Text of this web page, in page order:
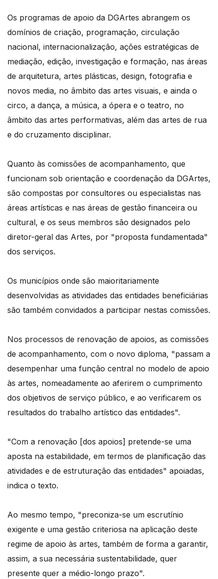
Os programas de apoio da DGArtes abrangem os
domínios de criação, programação, circulação
nacional, internacionalização, ações estratégicas de
mediação, edição, investigação e formação, nas áreas
de arquitetura, artes plásticas, design, fotografia e
novos media, no âmbito das artes visuais, e ainda o
circo, a dança, a música, a ópera e o teatro, no
âmbito das artes performativas, além das artes de rua
e do cruzamento disciplinar.
Quanto às comissões de acompanhamento, que
funcionam sob orientação e coordenação da DGArtes,
são compostas por consultores ou especialistas nas
áreas artísticas e nas áreas de gestão financeira ou
cultural, e os seus membros são designados pelo
diretor-geral das Artes, por "proposta fundamentada"
dos serviços.
Os municípios onde são maioritariamente
desenvolvidas as atividades das entidades beneficiárias
são também convidados a participar nestas comissões.
Nos processos de renovação de apoios, as comissões
de acompanhamento, com o novo diploma, "passam a
desempenhar uma função central no modelo de apoio
às artes, nomeadamente ao aferirem o cumprimento
dos objetivos de serviço público, e ao verificarem os
resultados do trabalho artístico das entidades".
"Com a renovação [dos apoios] pretende-se uma
aposta na estabilidade, em termos de planificação das
atividades e de estruturação das entidades" apoiadas,
indica o texto.
Ao mesmo tempo, "preconiza-se um escrutínio
exigente e uma gestão criteriosa na aplicação deste
regime de apoio às artes, também de forma a garantir,
assim, a sua necessária sustentabilidade, quer
presente quer a médio-longo prazo".